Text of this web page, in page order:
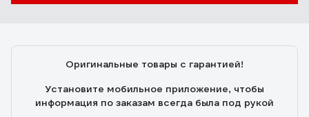
Оригинальные товары с гарантией!
Установите мобильное приложение, чтобы
информация по заказам всегда была под рукой